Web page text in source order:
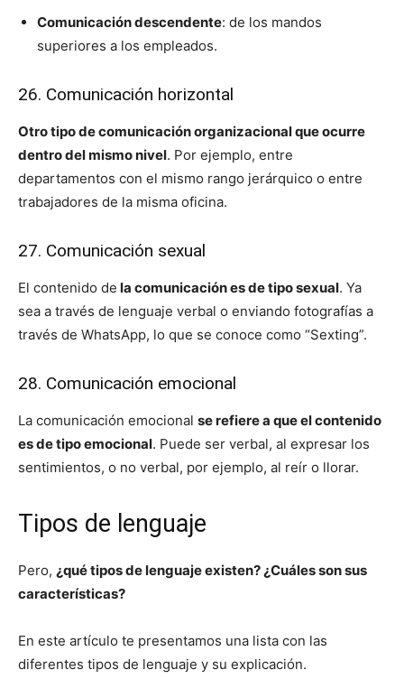
Comunicación descendente: de los mandos
superiores a los empleados.
26. Comunicación horizontal
Otro tipo de comunicación organizacional que ocurre
dentro del mismo nivel. Por ejemplo, entre
departamentos con el mismo rango jerárquico o entre
trabajadores de la misma oficina.
27. Comunicación sexual
El contenido de la comunicación es de tipo sexual. Ya
sea a través de lenguaje verbal o enviando fotografías a
través de WhatsApp, lo que se conoce como “Sexting”.
28. Comunicación emocional
La comunicación emocional se refiere a que el contenido
es de tipo emocional. Puede ser verbal, al expresar los
sentimientos, o no verbal, por ejemplo, al reír o llorar.
Tipos de lenguaje
Pero, ¿qué tipos de lenguaje existen? ¿Cuáles son sus
características?
En este artículo te presentamos una lista con las
diferentes tipos de lenguaje y su explicación.